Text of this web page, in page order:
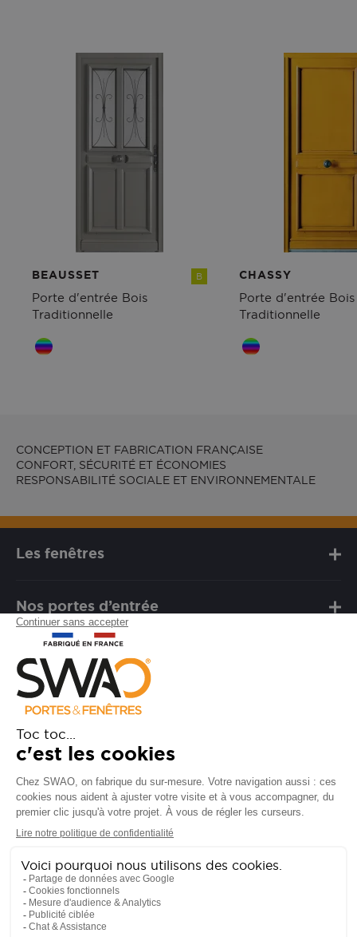
BEAUSSET
Porte d'entrée Bois
Traditionnelle
B CHASSY
Porte d'entrée Bois
Traditionnelle
CONCEPTION ET FABRICATION FRANÇAISE
CONFORT, SÉCURITÉ ET ÉCONOMIES
RESPONSABILITÉ SOCIALE ET ENVIRONNEMENTALE
Les fenêtres
Nos portes d’entrée
Notre marque
Besoin d'assistance ?
Garanties
SAV
Besoin d'informations ? Nos
conseillers sont à votre écoute.
CONTACTEZ-NOUS
Suivez-nous sur les réseaux sociaux !